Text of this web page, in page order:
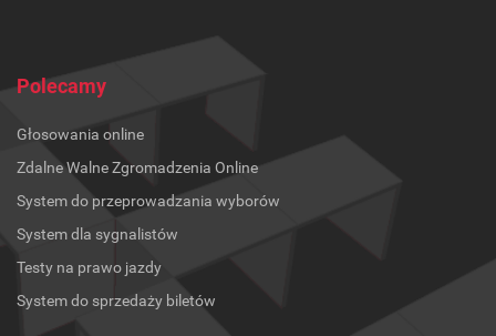
Polecamy
Głosowania online
Zdalne Walne Zgromadzenia Online
System do przeprowadzania wyborów
System dla sygnalistów
Testy na prawo jazdy
System do sprzedaży biletów